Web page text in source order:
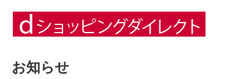
お知らせ